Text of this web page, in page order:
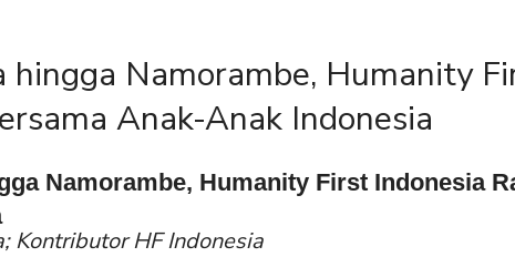
hingga Namorambe, Humanity
Anak-Anak Indonesia
Namorambe, Humanity First Indonesia
Kontributor HF Indonesia